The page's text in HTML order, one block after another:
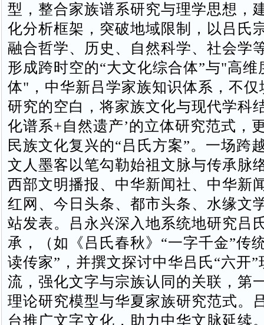
型，整合家族谱系研究与理学思想，
化分析框架，突破地域限制，以吕氏
融合哲学、历史、自然科学、社会学
形成跨时空的“大文化综合体”‌与"高维
体"，中华新吕学家族知识体系，不仅
研究的空白，将家族文化与现代学科
化谱系+自然遗产’的立体研究范式，
民族文化复兴的“吕氏方案”‌‌。一场跨
文人墨客以笔勾勒始祖文脉与传承脉
西部文明播报、中华新闻社、中华新
红网、今日头条、都市头条、水缘文
站发表。吕永兴深入地系统地研究吕
承，（如《吕氏春秋》“一字千金”传
读传家”，并撰文探讨中华吕氏“六开
流，强化文字与宗族认同的关联‌，第
理论研究模型与华夏家族研究范式。
台推广文字文化，助力中华文脉延续‌